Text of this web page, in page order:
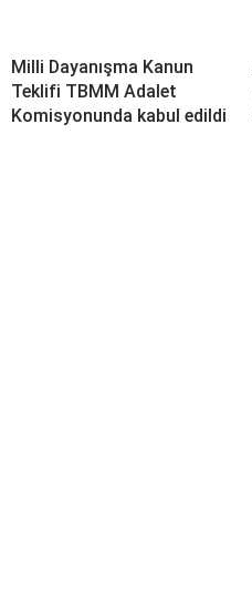
Milli Dayanışma Kanun
Teklifi TBMM Adalet
Komisyonunda kabul edildi